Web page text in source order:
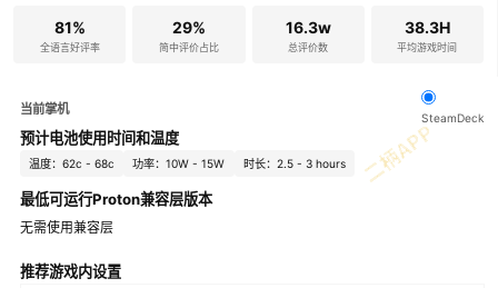
81%
全语言好评率
29%
简中评价占比
16.3w
总评价数
38.3H
平均游戏时间
当前掌机
SteamDeck
预计电池使用时间和温度
温度：62c - 68c 功率：10W - 15W 时长：2.5 - 3 hours
最低可运行Proton兼容层版本
无需使用兼容层
推荐游戏内设置